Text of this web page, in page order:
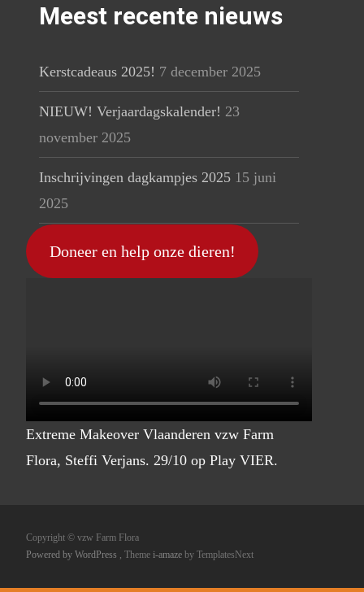
Meest recente nieuws
Kerstcadeaus 2025! 7 december 2025
NIEUW! Verjaardagskalender! 23
november 2025
Inschrijvingen dagkampjes 2025 15 juni
2025
Doneer en help onze dieren!
Extreme Makeover Vlaanderen vzw Farm
Flora, Steffi Verjans. 29/10 op Play VIER.
Copyright © vzw Farm Flora
Powered by WordPress , Theme i-amaze by TemplatesNext